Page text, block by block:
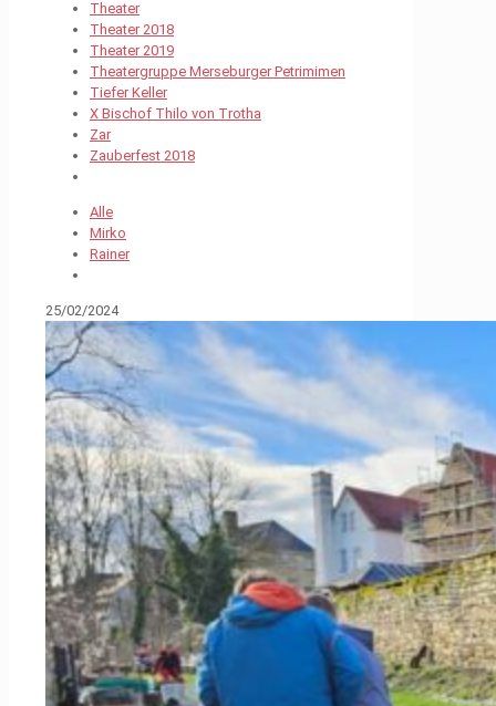
Theater
Theater 2018
Theater 2019
Theatergruppe Merseburger Petrimimen
Tiefer Keller
X Bischof Thilo von Trotha
Zar
Zauberfest 2018
Alle
Mirko
Rainer
25/02/2024